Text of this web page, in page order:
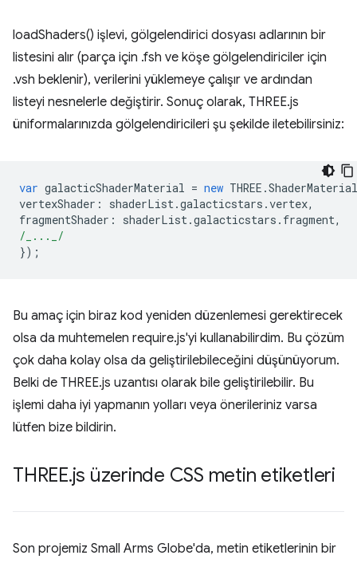
loadShaders() işlevi, gölgelendirici dosyası adlarının bir
listesini alır (parça için .fsh ve köşe gölgelendiriciler için
.vsh beklenir), verilerini yüklemeye çalışır ve ardından
listeyi nesnelerle değiştirir. Sonuç olarak, THREE.js
üniformalarınızda gölgelendiricileri şu şekilde iletebilirsiniz:
var galacticShaderMaterial = new THREE .ShaderMaterial
vertexShader : shaderList.galacticstars .vertex,
fragmentShader : shaderList.galacticstars . fragment,
/_..._/
});
Bu amaç için biraz kod yeniden düzenlemesi gerektirecek
olsa da muhtemelen require.js'yi kullanabilirdim. Bu çözüm
çok daha kolay olsa da geliştirilebileceğini düşünüyorum.
Belki de THREE.js uzantısı olarak bile geliştirilebilir. Bu
işlemi daha iyi yapmanın yolları veya önerileriniz varsa
lütfen bize bildirin.
THREE.js üzerinde CSS metin etiketleri
Son projemiz Small Arms Globe'da, metin etiketlerinin bir